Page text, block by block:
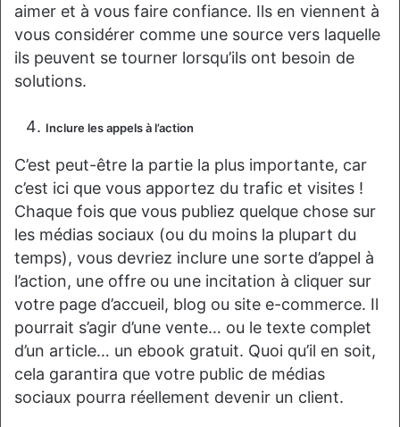
aimer et à vous faire confiance. Ils en viennent à
vous considérer comme une source vers laquelle
ils peuvent se tourner lorsqu’ils ont besoin de
solutions.
Inclure les appels à l’action
C’est peut-être la partie la plus importante, car
c’est ici que vous apportez du trafic et visites !
Chaque fois que vous publiez quelque chose sur
les médias sociaux (ou du moins la plupart du
temps), vous devriez inclure une sorte d’appel à
l’action, une offre ou une incitation à cliquer sur
votre page d’accueil, blog ou site e-commerce. Il
pourrait s’agir d’une vente… ou le texte complet
d’un article… un ebook gratuit. Quoi qu’il en soit,
cela garantira que votre public de médias
sociaux pourra réellement devenir un client.